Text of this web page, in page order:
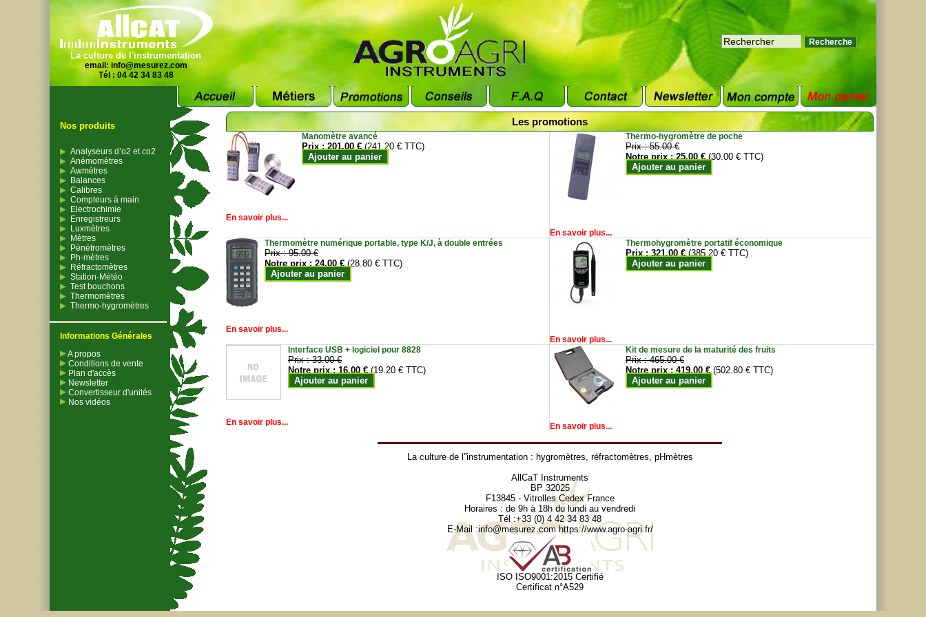
La culture de l'instrumentation
email: info@mesurez.com
Tél : 04 42 34 83 48
Nos produits
Analyseurs d’o2 et co2
Anémomètres
Awmètres
Balances
Calibres
Compteurs à main
Electrochimie
Enregistreurs
Luxmètres
Mètres
Pénétromètres
Ph-mètres
Réfractomètres
Station-Météo
Test bouchons
Thermomètres
Thermo-hygromètres
Informations Générales
A propos
Conditions de vente
Plan d'accès
Newsletter
Convertisseur d'unités
Nos vidéos
Les promotions
Manomètre avancé
Prix :201.00 € (241.20 € TTC)
Ajouter au panier
En savoir plus...
Thermo-hygromètre de poche
Prix :55.00 €
Notre prix :25.00 € (30.00 € TTC)
Ajouter au panier
En savoir plus...
Thermomètre numérique portable, type K/J, à double entrées
Prix :95.00 €
Notre prix :24.00 € (28.80 € TTC)
Ajouter au panier
En savoir plus...
Thermohygromètre portatif économique
Prix :321.00 € (385.20 € TTC)
Ajouter au panier
En savoir plus...
Interface USB + logiciel pour 8828
Prix :33.00 €
Notre prix :16.00 € (19.20 € TTC)
Ajouter au panier
En savoir plus...
Kit de mesure de la maturité des fruits
Prix :465.00 €
Notre prix :419.00 € (502.80 € TTC)
Ajouter au panier
En savoir plus...
La culture de l''instrumentation : hygromètres, réfractomètres, pHmètres
AllCaT Instruments
BP 32025
F13845 - Vitrolles Cedex France
Horaires : de 9h à 18h du lundi au vendredi
Tél :+33 (0) 4 42 34 83 48
E-Mail :info@mesurez.com https://www.agro-agri.fr/
ISO ISO9001:2015 Certifié
Certificat n°A529